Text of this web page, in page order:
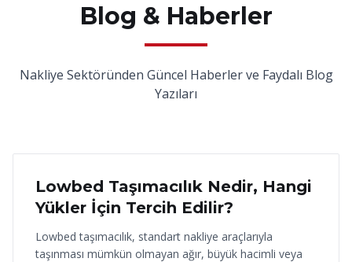
Blog & Haberler
Nakliye Sektöründen Güncel Haberler ve Faydalı Blog
Yazıları
18 Haziran 2026
Lowbed Taşımacılık Nedir, Hangi
Yükler İçin Tercih Edilir?
Lowbed taşımacılık, standart nakliye araçlarıyla
taşınması mümkün olmayan ağır, büyük hacimli veya